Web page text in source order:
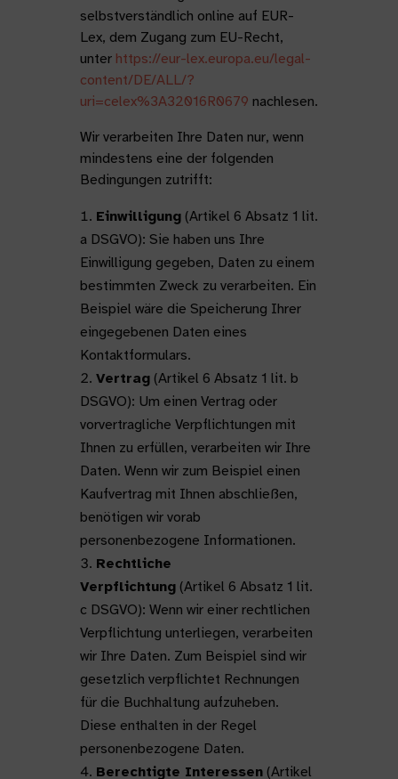
selbstverständlich online auf EUR-
Lex, dem Zugang zum EU-Recht,
unter https://eur-lex.europa.eu/legal-
content/DE/ALL/?
uri=celex%3A32016R0679 nachlesen.
Wir verarbeiten Ihre Daten nur, wenn
mindestens eine der folgenden
Bedingungen zutrifft:
Einwilligung(Artikel 6 Absatz 1 lit.
a DSGVO): Sie haben uns Ihre
Einwilligung gegeben, Daten zu einem
bestimmten Zweck zu verarbeiten. Ein
Beispiel wäre die Speicherung Ihrer
eingegebenen Daten eines
Kontaktformulars.
Vertrag(Artikel 6 Absatz 1 lit. b
DSGVO): Um einen Vertrag oder
vorvertragliche Verpflichtungen mit
Ihnen zu erfüllen, verarbeiten wir Ihre
Daten. Wenn wir zum Beispiel einen
Kaufvertrag mit Ihnen abschließen,
benötigen wir vorab
personenbezogene Informationen.
Rechtliche
Verpflichtung(Artikel 6 Absatz 1 lit.
c DSGVO): Wenn wir einer rechtlichen
Verpflichtung unterliegen, verarbeiten
wir Ihre Daten. Zum Beispiel sind wir
gesetzlich verpflichtet Rechnungen
für die Buchhaltung aufzuheben.
Diese enthalten in der Regel
personenbezogene Daten.
Berechtigte Interessen(Artikel